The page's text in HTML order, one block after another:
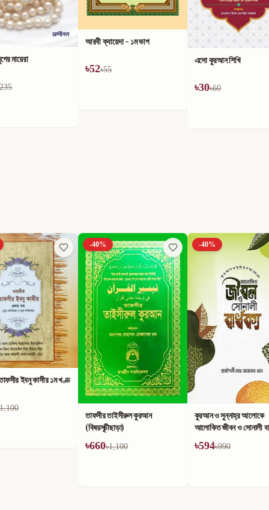
মায়েরা
235
আরবী ক্বায়েদা - ১ম ভাগ
৳52৳55
এসো কুরআন শিখি
৳30৳60
ইবনু কাসীর ১ম খণ্ড
1,100
-40%
তাফসীর তাইসীরুল কুরআন
(বিষয়সূচীছাড়া)
৳660৳1,100
-40%
কুরআন ও সুন্নাহ্‌র আলোকে
আলোকিত জীবন ও সোনালী
৳594৳990